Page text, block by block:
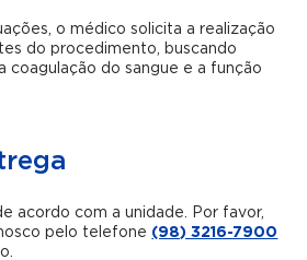
o médico solicita a realização
do procedimento, buscando
coagulação do sangue e a função
acordo com a unidade. Por favor,
pelo telefone (98) 3216-7900